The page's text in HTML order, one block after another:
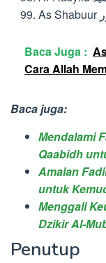
Baca Juga :
Cara Allah
Baca juga:
Mendalami
Qaabidh
Amalan
untuk
Menggali
Dzikir Al-
Penutup